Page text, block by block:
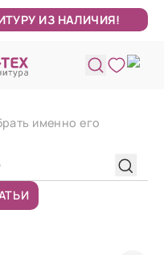
ИЗ НАЛИЧИЯ!
именно его